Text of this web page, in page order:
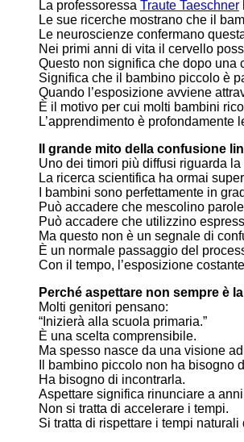
La professoressa Traute Taeschner
Le sue ricerche mostrano che il
Le neuroscienze confermano
Nei primi anni di vita il cervello
Questo non significa che dopo una
Significa che il bambino piccolo è
Quando l’esposizione avviene
È il motivo per cui molti bambini
L’apprendimento è profondamente
Il grande mito della confusione
Uno dei timori più diffusi riguarda
La ricerca scientifica ha ormai
I bambini sono perfettamente in
Può accadere che mescolino
Può accadere che utilizzino
Ma questo non è un segnale di
È un normale passaggio del
Con il tempo, l’esposizione
Perché aspettare non sempre è
Molti genitori pensano:
“Inizierà alla scuola primaria.”
È una scelta comprensibile.
Ma spesso nasce da una visione
Il bambino piccolo non ha bisogno
Ha bisogno di incontrarla.
Aspettare significa rinunciare a
Non si tratta di accelerare i tempi.
Si tratta di rispettare i tempi